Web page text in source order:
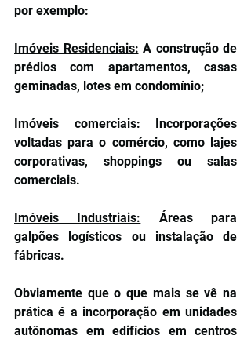
por exemplo:
Imóveis Residenciais: A construção de
prédios com apartamentos, casas
geminadas, lotes em condomínio;
Imóveis comerciais: Incorporações
voltadas para o comércio, como lajes
corporativas, shoppings ou salas
comerciais.
Imóveis Industriais: Áreas para
galpões logísticos ou instalação de
fábricas.
Obviamente que o que mais se vê na
prática é a incorporação em unidades
autônomas em edifícios em centros